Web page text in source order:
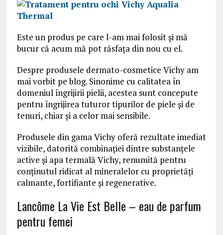
Este un produs pe care l-am mai folosit și mă
bucur că acum mă pot răsfața din nou cu el.
Despre produsele dermato-cosmetice Vichy am
mai vorbit pe blog. Sinonime cu calitatea în
domeniul îngrijirii pielii, acestea sunt concepute
pentru îngrijirea tuturor tipurilor de piele și de
tenuri, chiar și a celor mai sensibile.
Produsele din gama Vichy oferă rezultate imediat
vizibile, datorită combinației dintre substanțele
active și apa termală Vichy, renumită pentru
conținutul ridicat al mineralelor cu proprietăți
calmante, fortifiante și regenerative.
Lancôme La Vie Est Belle – eau de parfum
pentru femei